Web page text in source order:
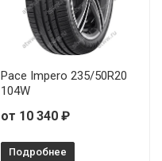
Pace Impero 235/50R20
104W
от 10 340 ₽
Подробнее